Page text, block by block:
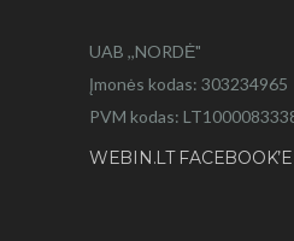
UAB ,,NORDĖ"
Įmonės kodas: 303234965
PVM kodas:
WEBIN.LT FACEBOOK’E